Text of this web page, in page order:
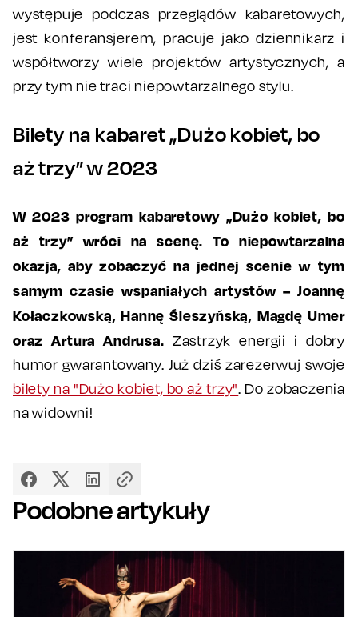
występuje podczas przeglądów kabaretowych,
jest konferansjerem, pracuje jako dziennikarz i
współtworzy wiele projektów artystycznych, a
przy tym nie traci niepowtarzalnego stylu.
Bilety na kabaret „Dużo kobiet, bo
aż trzy” w 2023
W 2023 program kabaretowy „Dużo kobiet, bo
aż trzy” wróci na scenę. To niepowtarzalna
okazja, aby zobaczyć na jednej scenie w tym
samym czasie wspaniałych artystów – Joannę
Kołaczkowską, Hannę Śleszyńską, Magdę Umer
oraz Artura Andrusa. Zastrzyk energii i dobry
humor gwarantowany. Już dziś zarezerwuj swoje
bilety na "Dużo kobiet, bo aż trzy". Do zobaczenia
na widowni!
Podobne artykuły